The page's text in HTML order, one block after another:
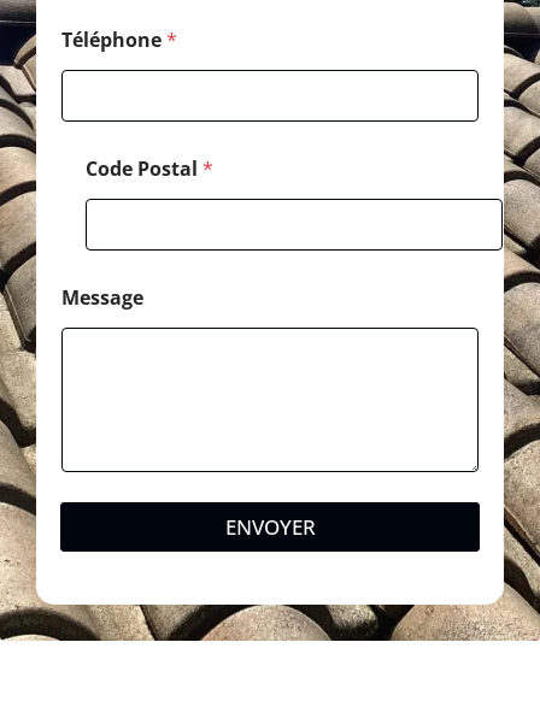
l
P
o
s
t
a
l
Téléphone*
Code Postal *
Message
ENVOYER